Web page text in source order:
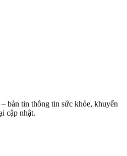
bản tin thông tin sức khỏe, khuyến
cập nhật.